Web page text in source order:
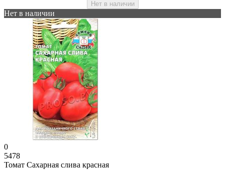
Нет в наличии
Нет в наличии
0
5478
Томат Сахарная слива красная